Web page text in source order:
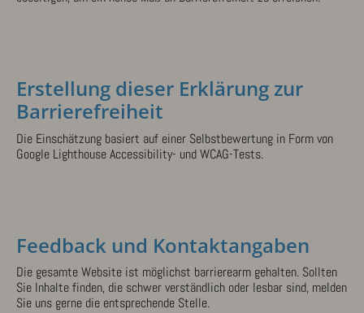
Erstellung dieser Erklärung zur
Barrierefreiheit
Die Einschätzung basiert auf einer Selbstbewertung in Form von
Google Lighthouse Accessibility- und WCAG-Tests.
Feedback und Kontaktangaben
Die gesamte Website ist möglichst barrierearm gehalten. Sollten
Sie Inhalte finden, die schwer verständlich oder lesbar sind, melden
Sie uns gerne die entsprechende Stelle.